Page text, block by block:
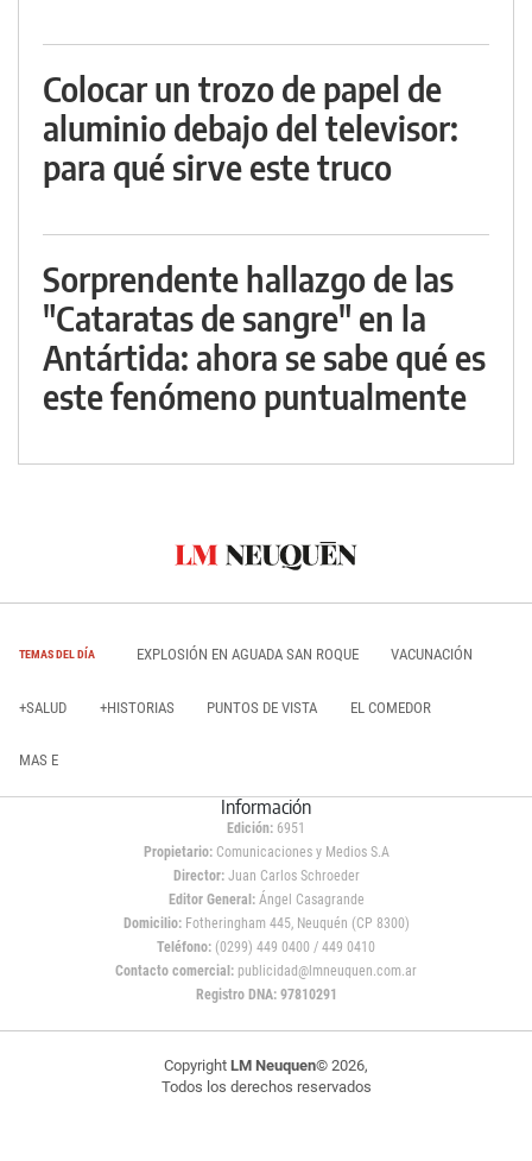
Colocar un trozo de papel de
aluminio debajo del televisor:
para qué sirve este truco
Sorprendente hallazgo de las
"Cataratas de sangre" en la
Antártida: ahora se sabe qué es
este fenómeno puntualmente
TEMAS DEL DÍA EXPLOSIÓN EN AGUADA SAN ROQUE VACUNACIÓN
+SALUD +HISTORIAS PUNTOS DE VISTA EL COMEDOR
MAS E
Información
Edición: 6951
Propietario:Comunicaciones y Medios S.A
Director: Juan Carlos Schroeder
Editor General:Ángel Casagrande
Domicilio:Fotheringham 445, Neuquén (CP 8300)
Teléfono: (0299) 449 0400 / 449 0410
Contacto comercial: publicidad@lmneuquen.com.ar
Registro DNA: 97810291
Copyright LM Neuquen© 2026,
Todos los derechos reservados